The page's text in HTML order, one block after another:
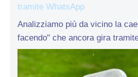
tramite WhatsApp
Analizziamo più da vicino la
facendo" che ancora gira